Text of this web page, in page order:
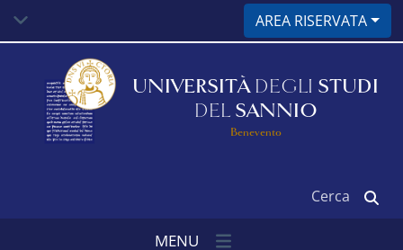
contenuto
AREA RISERVATA
UNIVERSITÀ DEGLI STUDI
DEL SANNIO
Benevento
MENU